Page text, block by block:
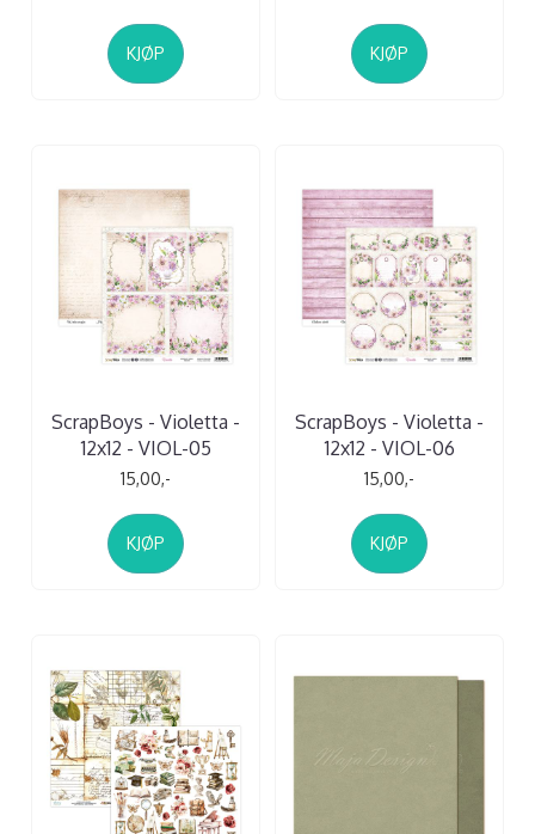
KJØP KJØP
ScrapBoys - Violetta -
12x12 - VIOL-05
15,00,-
KJØP
ScrapBoys - Violetta -
12x12 - VIOL-06
15,00,-
KJØP